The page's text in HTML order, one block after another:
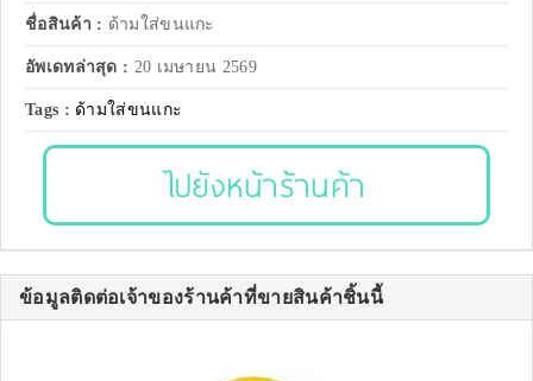
ชื่อสินค้า : ด้ามใส่ขนแกะ
อัพเดทล่าสุด : 20 เมษายน 2569
Tags : ด้ามใส่ขนแกะ
ไปยังหน้าร้านค้า
ข้อมูลติดต่อเจ้าของร้านค้าที่ขายสินค้าชิ้นนี้